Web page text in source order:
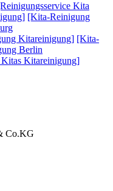
Kita
[Kita-Reinigung
Kitareinigung] [Kita-
Berlin
Kitareinigung]
Co.KG